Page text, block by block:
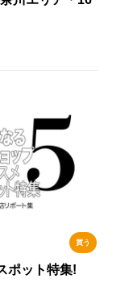
買う
ポット特集!